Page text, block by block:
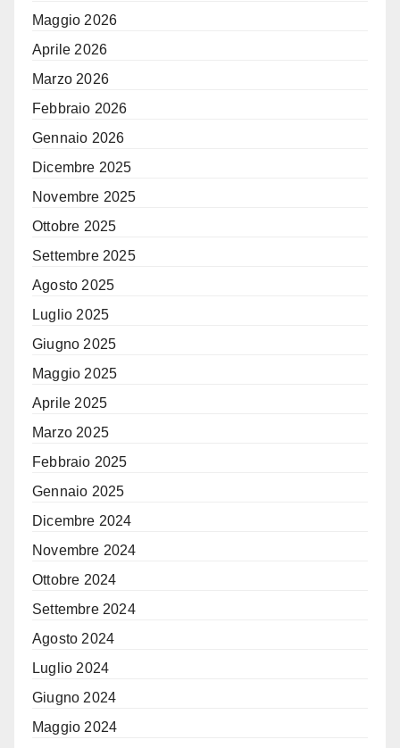
Maggio 2026
Aprile 2026
Marzo 2026
Febbraio 2026
Gennaio 2026
Dicembre 2025
Novembre 2025
Ottobre 2025
Settembre 2025
Agosto 2025
Luglio 2025
Giugno 2025
Maggio 2025
Aprile 2025
Marzo 2025
Febbraio 2025
Gennaio 2025
Dicembre 2024
Novembre 2024
Ottobre 2024
Settembre 2024
Agosto 2024
Luglio 2024
Giugno 2024
Maggio 2024